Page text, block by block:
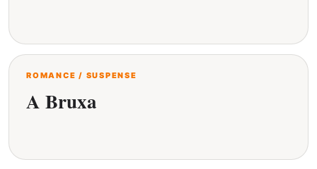
ROMANCE / SUSPENSE
A Bruxa